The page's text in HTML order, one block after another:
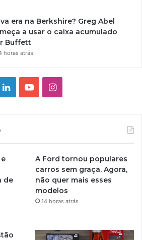
era na Berkshire? Greg Abel
a usar o caixa acumulado
Buffett
horas atrás
LinkedinYouTubeInstagram
de
A Ford tornou populares
carros sem graça. Agora,
não quer mais esses
modelos
14 horas atrás